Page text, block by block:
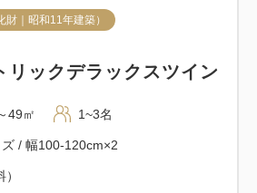
の場合は、ホテルにお問合せく
けます。
｜昭和11年建築）
リックデラックスツイン
49㎡ 1~3名
/ 幅100-120cm×2